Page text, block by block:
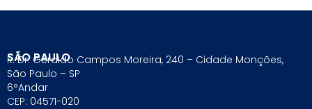
SÃO PAULO
R. Dr. Geraldo Campos Moreira, 240 – Cidade Monções,
São Paulo – SP
6°Andar
CEP: 04571-020